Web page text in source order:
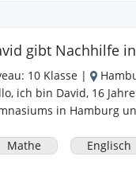
gibt Nachhilfe
10 Klasse |
in der 11. Klasse eines
in Hamburg
Niveau gewählt. Da ich ein ruhiger und
Mathe Englisch